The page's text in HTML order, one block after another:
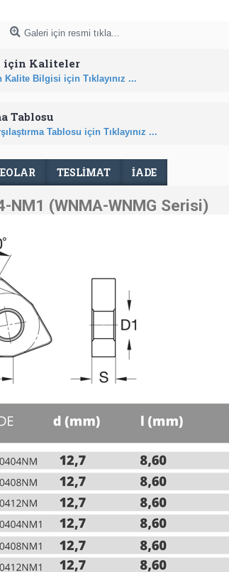
Galeri için resmi tıkla...
için Kaliteler
Kalite Bilgisi için Tıklayınız ...
Tablosu
Tablosu için Tıklayınız ...
TESLIMAT İADE
NM1 (WNMA-WNMG Serisi)